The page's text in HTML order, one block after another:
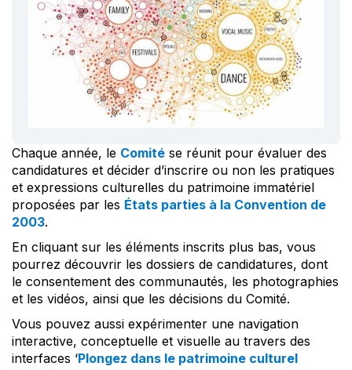
Chaque année, le Comité se réunit pour évaluer des
candidatures et décider d’inscrire ou non les pratiques
et expressions culturelles du patrimoine immatériel
proposées par les États parties à la Convention de
2003.
En cliquant sur les éléments inscrits plus bas, vous
pourrez découvrir les dossiers de candidatures, dont
le consentement des communautés, les photographies
et les vidéos, ainsi que les décisions du Comité.
Vous pouvez aussi expérimenter une navigation
interactive, conceptuelle et visuelle au travers des
interfaces ‘Plongez dans le patrimoine culturel